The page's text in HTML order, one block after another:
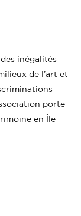
inégalités
de l’art et
porte
en Île-